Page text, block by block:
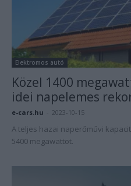
Elektromos autó
Közel 1400
idei napelemes
e-cars.hu 2023-10-15
A teljes hazai naperőművi
5400 megawattot.